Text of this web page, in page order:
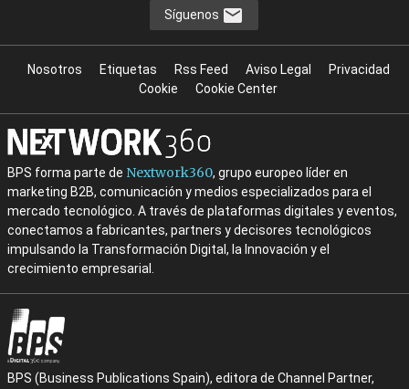
Síguenos
Nosotros Etiquetas Rss Feed Aviso Legal
Privacidad
Cookie
Cookie Center
BPS forma parte de Nextwork360, grupo europeo líder en
marketing B2B, comunicación y medios especializados para el
mercado tecnológico. A través de plataformas digitales y eventos,
conectamos a fabricantes, partners y decisores tecnológicos
impulsando la Transformación Digital, la Innovación y el
crecimiento empresarial.
BPS (Business Publications Spain), editora de Channel Partner,